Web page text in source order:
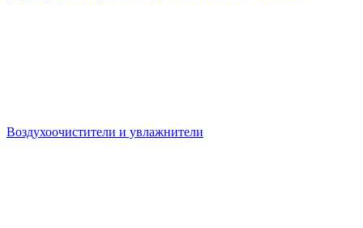
Воздухоочистители и увлажнители